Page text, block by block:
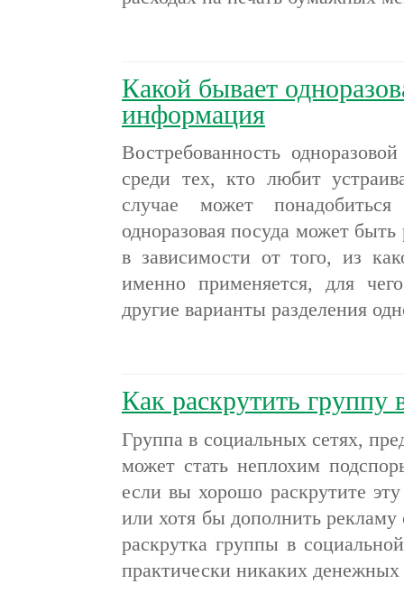
Какой бывает
информация
Востребованность
среди тех, кто любит
случае может
одноразовая посуда может
в зависимости от того, из
именно применяется, для
другие варианты разделения
Как раскрутить группу
Группа в социальных сетях,
может стать неплохим
если вы хорошо раскрутите
или хотя бы дополнить рекламу
раскрутка группы в
практически никаких